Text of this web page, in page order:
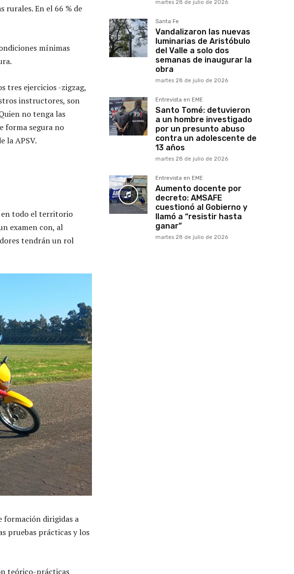
rurales. En el 66 % de
mínimas
tres ejercicios -zigzag,
instructores, son
no tenga las
forma segura no
la APSV.
en todo el territorio
examen con, al
tendrán un rol
formación dirigidas a
pruebas prácticas y los
teórico-prácticas
martes 28 de julio de 2026
Santa Fe
Vandalizaron las nuevas
luminarias de Aristóbulo
del Valle a solo dos
semanas de inaugurar la
obra
martes 28 de julio de 2026
Entrevista en EME
Santo Tomé: detuvieron
a un hombre investigado
por un presunto abuso
contra un adolescente de
13 años
martes 28 de julio de 2026
Entrevista en EME
Aumento docente por
decreto: AMSAFE
cuestionó al Gobierno y
llamó a “resistir hasta
ganar”
martes 28 de julio de 2026